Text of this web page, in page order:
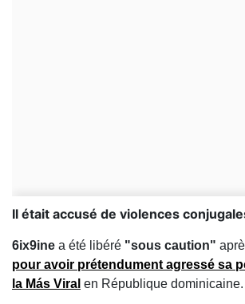
Il était accusé de violences
6ix9ine a été libéré "sous caution"
pour avoir prétendument agressé sa
la Más Viral en République dominicaine.